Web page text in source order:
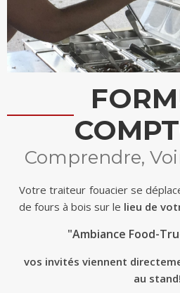
Comprendre,
Votre traiteur fouacier se
de fours à bois sur le lieu de
"Ambiance Food-
vos invités viennent
au stand!